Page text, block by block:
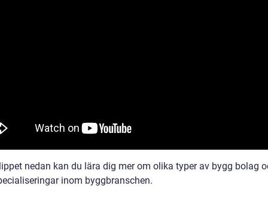
nedan kan du lära dig mer om olika typer av bygg bolag
inom byggbranschen.